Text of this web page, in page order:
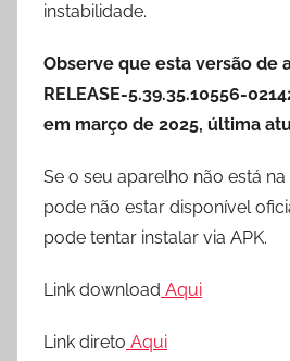
instabilidade.
Observe que esta versão de
RELEASE-5.39.35.10556-
em março de 2025, última
Se o seu aparelho não está
pode não estar disponível
pode tentar instalar via APK.
Link download Aqui
Link direto Aqui